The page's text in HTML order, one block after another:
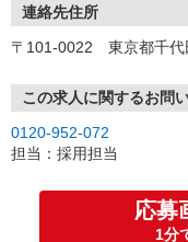
▼内定（面接後、最短翌
*当社より内定通知をお
*内定にご承諾いただけ
*当社の正社員としてご
*辞令の授与、オリエン
▼配属先の決定（★）
*当社が配属先を決定し
▼就業開始
*配属先にて、当社の派
連絡先住所
〒101-0022 東京都千代
この求人に関するお問
0120-952-072
担当：採用担当
応募
1分